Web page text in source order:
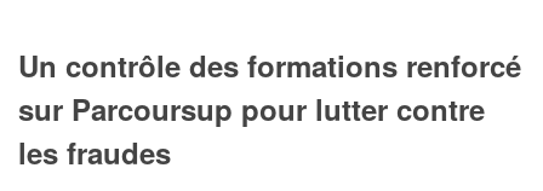
Un contrôle des formations renforcé
sur Parcoursup pour lutter contre
les fraudes